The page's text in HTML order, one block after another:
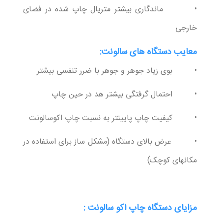
• ماندگاری بیشتر متریال چاپ شده در فضای
خارجی
معایب دستگاه های سالونت:
• بوی زیاد جوهر و جوهر با ضرر تنفسی بیشتر
• احتمال گرفتگی بیشتر هد در حین چاپ
• کیفیت چاپ پایینتر به نسبت چاپ اکوسالونت
• عرض بالای دستگاه (مشکل ساز برای استفاده در
مکانهای کوچک)
مزایای دستگاه چاپ اکو سالونت :